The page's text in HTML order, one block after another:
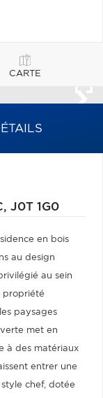
CARTE
J0T 1G0
en bois
au design
au sein
propriété
paysages
met en
à des matériaux
entrer une
chef, dotée